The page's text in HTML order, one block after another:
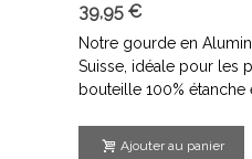
39,95 €
Notre gourde en
Suisse, idéale pour les
bouteille 100% étanche
Ajouter au panier